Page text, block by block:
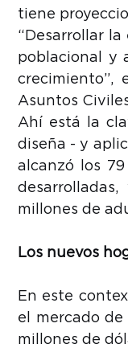
tiene
“Desarrollar
poblacional y
crecimiento”,
Asuntos
Ahí está la
diseña - y
alcanzó los
millones de
Los nuevos
En este
el mercado de
millones de